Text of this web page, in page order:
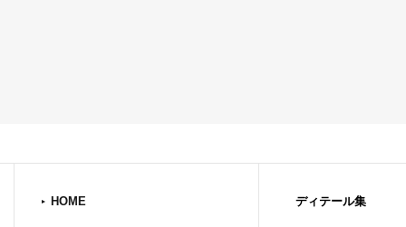
HOME ディテール集